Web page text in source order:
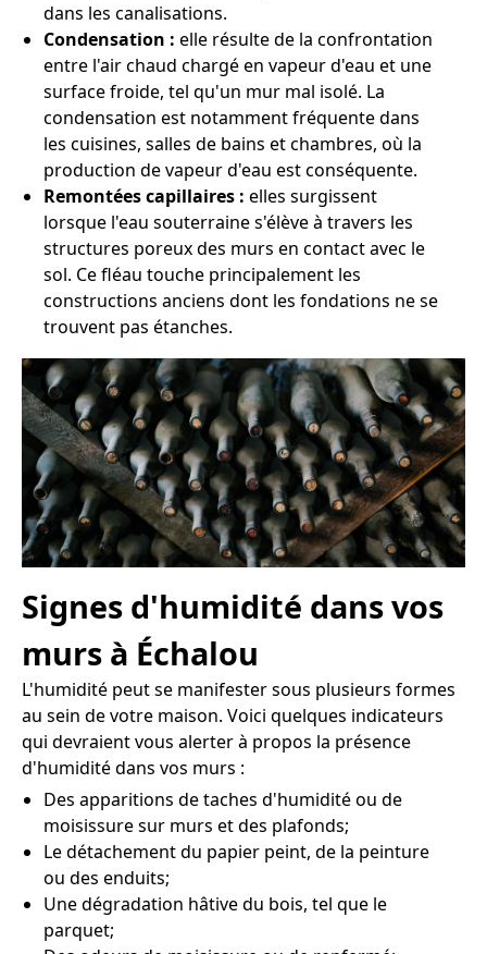
dans les canalisations.
Condensation : elle résulte de la confrontation
entre l'air chaud chargé en vapeur d'eau et une
surface froide, tel qu'un mur mal isolé. La
condensation est notamment fréquente dans
les cuisines, salles de bains et chambres, où la
production de vapeur d'eau est conséquente.
Remontées capillaires : elles surgissent
lorsque l'eau souterraine s'élève à travers les
structures poreux des murs en contact avec le
sol. Ce fléau touche principalement les
constructions anciens dont les fondations ne se
trouvent pas étanches.
Signes d'humidité dans vos
murs à Échalou
L'humidité peut se manifester sous plusieurs formes
au sein de votre maison. Voici quelques indicateurs
qui devraient vous alerter à propos la présence
d'humidité dans vos murs :
Des apparitions de taches d'humidité ou de
moisissure sur murs et des plafonds;
Le détachement du papier peint, de la peinture
ou des enduits;
Une dégradation hâtive du bois, tel que le
parquet;